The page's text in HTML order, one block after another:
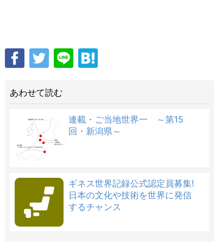
あわせて読む
連載・ご当地世界一 ～第15
回・新潟県～
ギネス世界記録公式認定員募集!
日本の文化や技術を世界に発信
するチャンス